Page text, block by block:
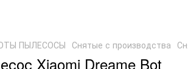
ПЫЛЕСОСЫ Снятые с производства
Xiaomi Dreame Bot